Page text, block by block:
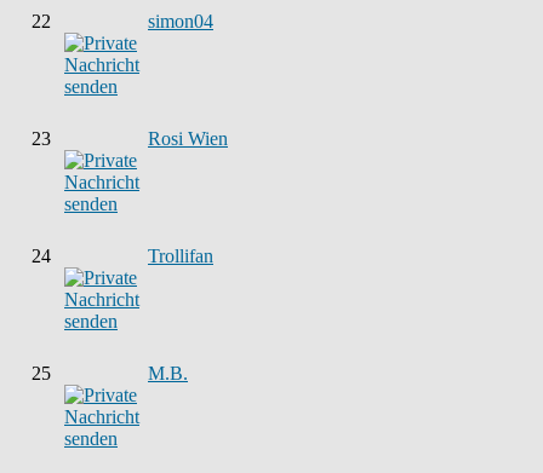
22 simon04
23 Rosi Wien
24 Trollifan
25 M.B.